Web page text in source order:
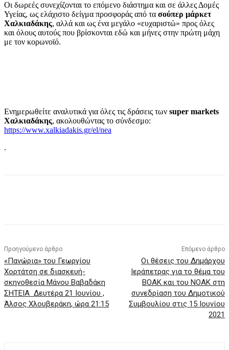
Οι δωρεές συνεχίζονται το επόμενο διάστημα και σε άλλες Δομές
Υγείας, ως ελάχιστο δείγμα προσφοράς από τα σούπερ μάρκετ
Χαλκιαδάκης, αλλά και ως ένα μεγάλο «ευχαριστώ» προς όλες
και όλους αυτούς που βρίσκονται εδώ και μήνες στην πρώτη μάχη
με τον κορωνοϊό.
Ενημερωθείτε αναλυτικά για όλες τις δράσεις των super markets
Χαλκιαδάκης, ακολουθώντας το σύνδεσμο:
https://www.xalkiadakis.gr/el/nea
.
Προηγούμενο άρθρο
«Πανώρια» του Γεωργίου
Χορτάτση σε διασκευή-
σκηνοθεσία Μάνου Βαβαδάκη
ΣΗΤΕΙΑ Δευτέρα 21 Ιουνίου ,
Άλσος Χλουβεράκη, ώρα 21:15
Επόμενο άρθρο
Οι θέσεις του Δημάρχου
Ιεράπετρας για το θέμα του
ΒΟΑΚ και του ΝΟΑΚ στη
συνεδρίαση του Δημοτικού
Συμβουλίου στις 15 Ιουνίου
2021